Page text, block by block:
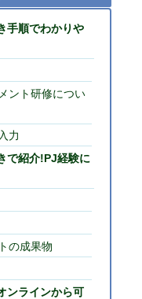
手順でわかりや
ント研修につい
力
で紹介!PJ経験に
の成果物
ンラインから可